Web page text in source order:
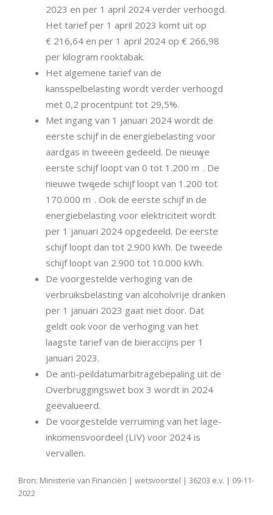
2023 en per 1 april 2024 verder verhoogd.
Het tarief per 1 april 2023 komt uit op
€ 216,64 en per 1 april 2024 op € 266,98
per kilogram rooktabak.
Het algemene tarief van de
kansspelbelasting wordt verder verhoogd
met 0,2 procentpunt tot 29,5%.
Met ingang van 1 januari 2024 wordt de
eerste schijf in de energiebelasting voor
aardgas in tweeën gedeeld. De nieuwe
eerste schijf loopt van 0 tot 1.200 m
3
. De
nieuwe tweede schijf loopt van 1.200 tot
170.000 m
3
. Ook de eerste schijf in de
energiebelasting voor elektriciteit wordt
per 1 januari 2024 opgedeeld. De eerste
schijf loopt dan tot 2.900 kWh. De tweede
schijf loopt van 2.900 tot 10.000 kWh.
De voorgestelde verhoging van de
verbruiksbelasting van alcoholvrije dranken
per 1 januari 2023 gaat niet door. Dat
geldt ook voor de verhoging van het
laagste tarief van de bieraccijns per 1
januari 2023.
De anti-peildatumarbitragebepaling uit de
Overbruggingswet box 3 wordt in 2024
geëvalueerd.
De voorgestelde verruiming van het lage-
inkomensvoordeel (LIV) voor 2024 is
vervallen.
Bron: Ministerie van Financiën | wetsvoorstel | 36203 e.v. | 09-11-
2022